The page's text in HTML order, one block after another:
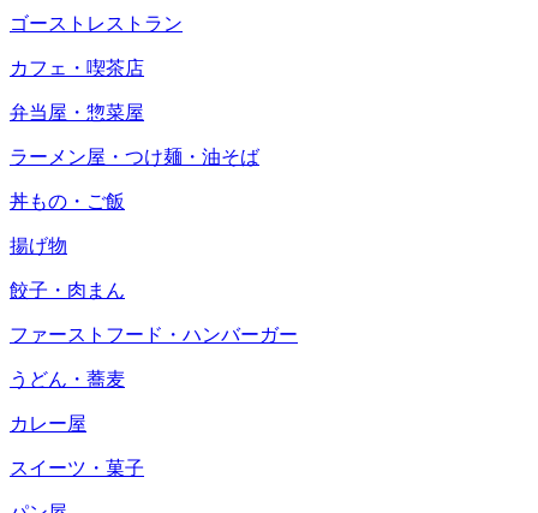
ゴーストレストラン
カフェ・喫茶店
弁当屋・惣菜屋
ラーメン屋・つけ麺・油そば
丼もの・ご飯
揚げ物
餃子・肉まん
ファーストフード・ハンバーガー
うどん・蕎麦
カレー屋
スイーツ・菓子